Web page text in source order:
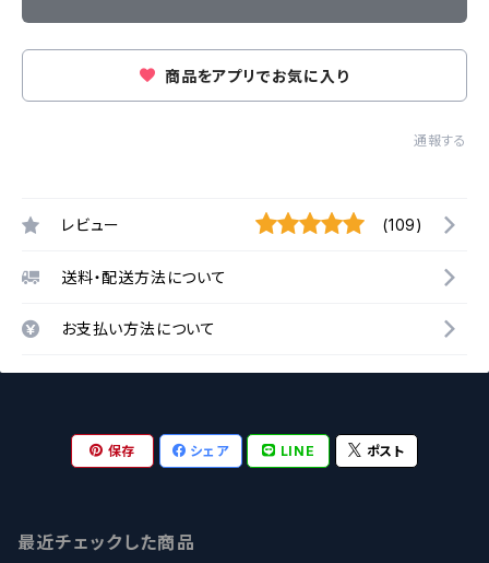
商品をアプリでお気に入り
通報する
レビュー (109)
送料・配送方法について
お支払い方法について
保存 シェア LINE ポスト
最近チェックした商品